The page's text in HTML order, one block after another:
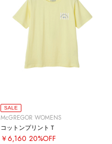
SALE
McGREGOR WOMENS
コットンプリントＴ
￥6,160 20%OFF